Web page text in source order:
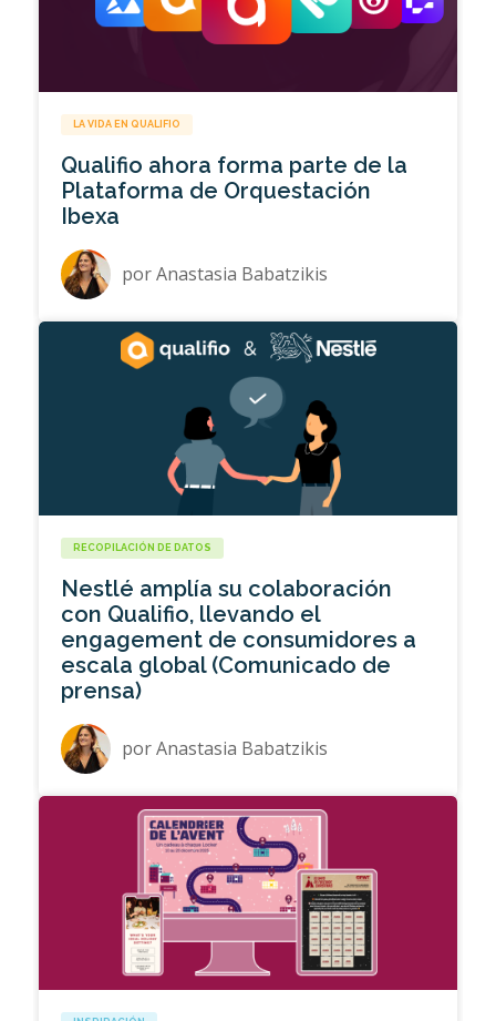
LA VIDA EN QUALIFIO
Qualifio ahora forma parte de la
Plataforma de Orquestación
Ibexa
porAnastasia Babatzikis
RECOPILACIÓN DE DATOS
Nestlé amplía su colaboración
con Qualifio, llevando el
engagement de consumidores a
escala global (Comunicado de
prensa)
porAnastasia Babatzikis